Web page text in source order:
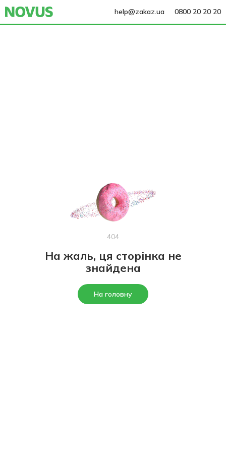
help@zakaz.ua 0800 20 20 20
404
На жаль, ця сторінка не
знайдена
На головну